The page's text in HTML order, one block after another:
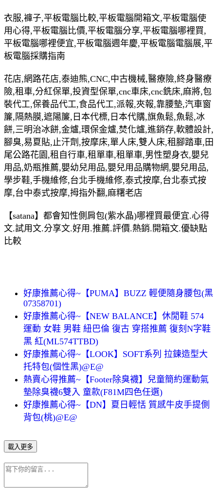
衣服,褲子,平板電腦比較,平板電腦開箱文,平板電腦使
用心得,平板電腦比價,平板電腦分享,平板電腦哪裡買,
平板電腦哪裡便宜,平板電腦週年慶,平板電腦電腦展,平
板電腦採購指南
花店,網路花店,泰迪熊,CNC,中古機械,醫療險,終身醫療
險,租車,分紅保單,投資型保單,cnc車床,cnc銑床,麻將,包
裝代工,保養品代工,食品代工,派報,夾報,靠腰墊,汽車窗
簾,隔熱膜,遮陽簾,日本代標,日本代購,旗魚鬆,魚鬆,冰
餅,三明治冰餅,金爐,環保金爐,焚化爐,進銷存,軟體設計,
腳臭,易夏貼,止汗劑,按摩床,單人床,雙人床,租腳踏車,田
尾公路花園,租自行車,租單車,租單車,男性塑身衣,嬰兒
用品,奶瓶推薦,嬰幼兒用品,嬰兒用品購物網,嬰兒用品,
學步鞋,手機維修,台北手機維修,泰式按摩,台北泰式按
摩,台中泰式按摩,拇指外翻,麻糬老店
【satana】都會知性側肩包(紫水晶)哪裡買最便宜.心得
文.試用文.分享文.好用.推薦.評價.熱銷.開箱文.優缺點
比較
好康推薦心得~【PUMA】BUZZ 輕便隨身腰包(黑
07358701)
好康推薦心得~【NEW BALANCE】休閒鞋 574
運動 女鞋 男鞋 紐巴倫 復古 穿搭推薦 復刻N字鞋
黑 紅(ML574TTBD)
好康推薦心得~【LOOK】SOFT系列 拉鍊造型大
托特包(個性黑)@E@
熱賣心得推薦~【Footer除臭襪】兒童簡約運動氣
墊除臭襪6雙入 童款(F81M四色任選)
好康推薦心得~【DN】夏日輕恬 質感牛皮手提側
背包(桃)@E@
載入更多